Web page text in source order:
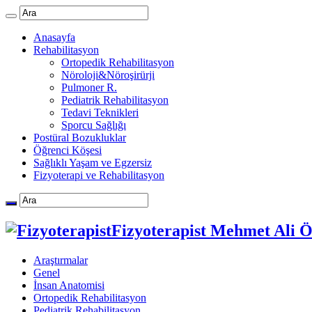
Anasayfa
Rehabilitasyon
Ortopedik Rehabilitasyon
Nöroloji&Nöroşirürji
Pulmoner R.
Pediatrik Rehabilitasyon
Tedavi Teknikleri
Sporcu Sağlığı
Postüral Bozukluklar
Öğrenci Köşesi
Sağlıklı Yaşam ve Egzersiz
Fizyoterapi ve Rehabilitasyon
Fizyoterapist Mehmet Ali
Araştırmalar
Genel
İnsan Anatomisi
Ortopedik Rehabilitasyon